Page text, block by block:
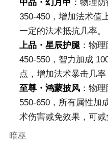
中品・幻月甲 ：物理
350-450，增加法术值
一定的法术抵抗几率。
上品・星辰护腿：物理
450-550，智力加成
点，增加法术暴击几率
至尊・鸿蒙披风：物理
550-650，所有属性加
术伤害减免效果，可减
暗巫